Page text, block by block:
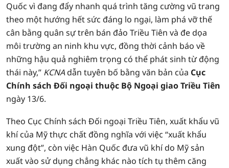
Quốc vì đang đẩy nhanh quá trình tăng cường vũ trang
theo một hướng hết sức đáng lo ngại, làm phá vỡ thế
cân bằng quân sự trên bán đảo Triều Tiên và đe dọa
môi trường an ninh khu vực, đồng thời cảnh báo về
những hậu quả nghiêm trọng có thể phát sinh từ động
thái này,” KCNAdẫn tuyên bố bằng văn bản của Cục
Chính sách Đối ngoại thuộc Bộ Ngoại giao Triều Tiên
ngày 13/6.
Theo Cục Chính sách Đối ngoại Triều Tiên, xuất khẩu vũ
khí của Mỹ thực chất đồng nghĩa với việc “xuất khẩu
xung đột”, còn việc Hàn Quốc đưa vũ khí do Mỹ sản
xuất vào sử dụng chẳng khác nào tích tụ thêm căng